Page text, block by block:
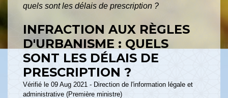
quels sont les délais de prescription ?
INFRACTION AUX RÈGLES
D'URBANISME : QUELS
SONT LES DÉLAIS DE
PRESCRIPTION ?
Vérifié le 09 Aug 2021 - Direction de l'information légale et
administrative (Première ministre)